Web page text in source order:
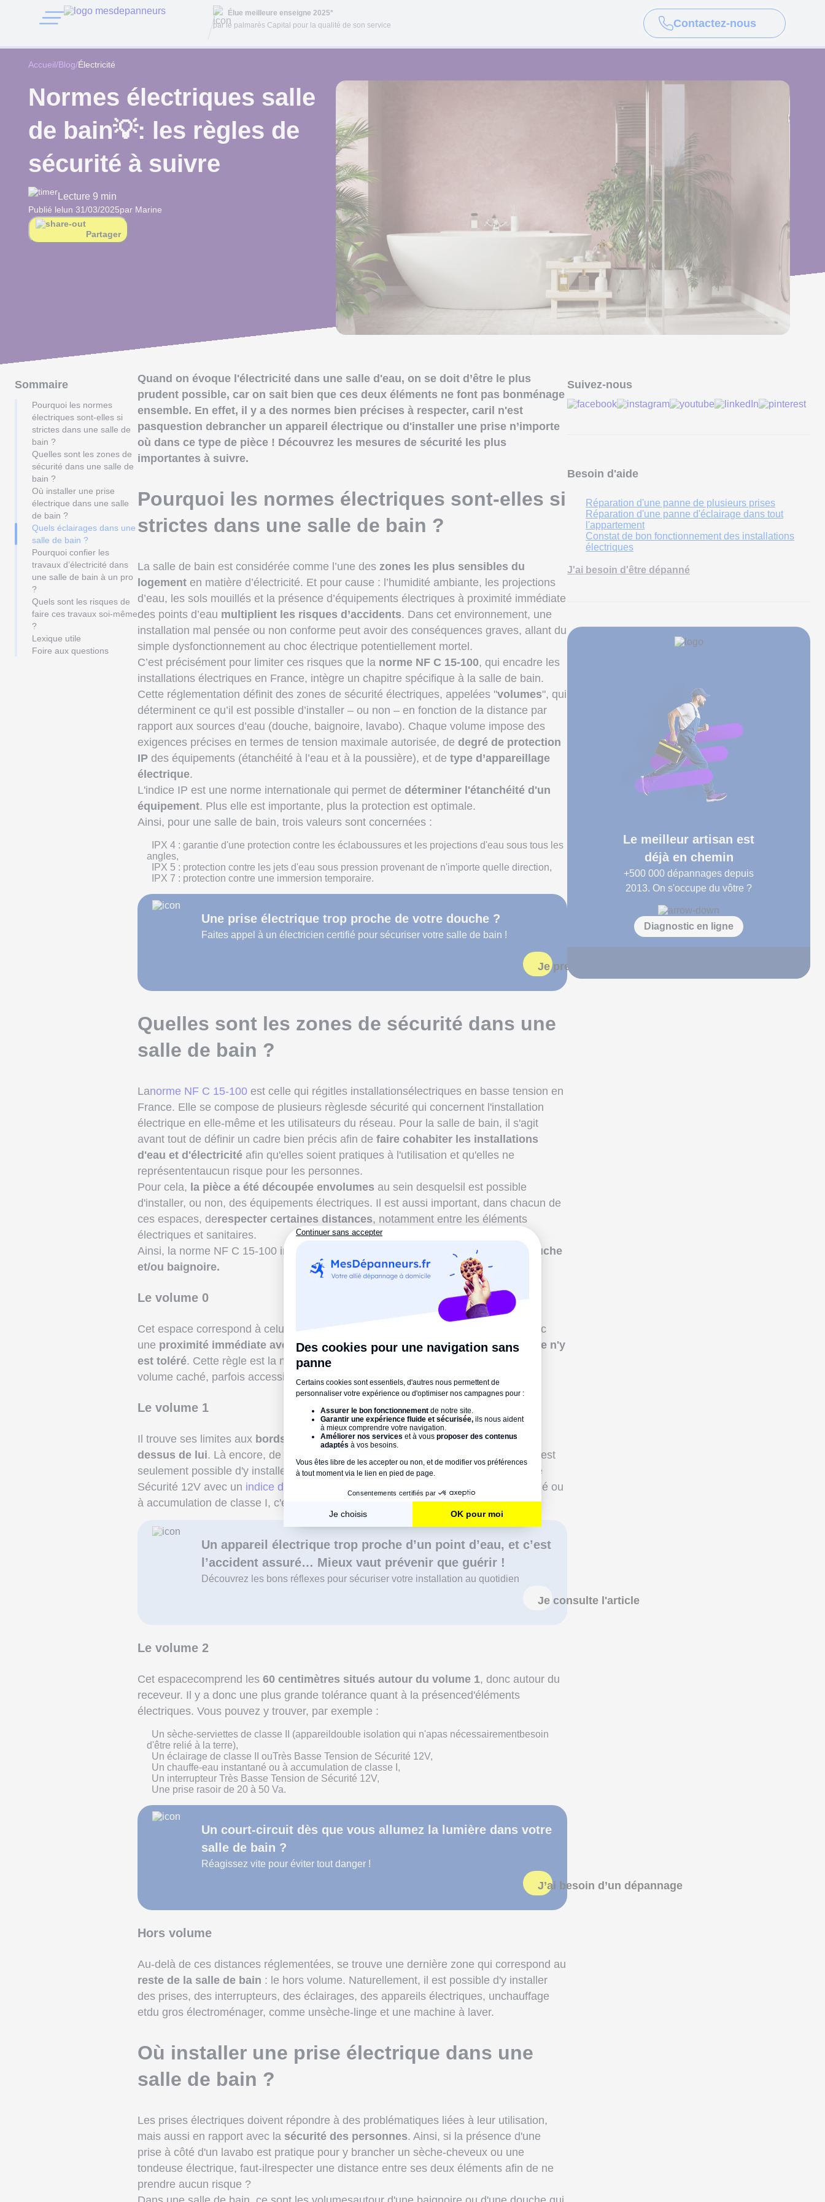
Élue meilleure enseigne 2025*
par le palmarès Capital pour la qualité de son service
Contactez-nous
Accueil/Blog/Électricité
Normes électriques salle
de bain💡: les règles de
sécurité à suivre
Lecture 9 min
Publié lelun 31/03/2025par Marine
Partager
Sommaire
Pourquoi les normes
électriques sont-elles si
strictes dans une salle de
bain ?
Quelles sont les zones de
sécurité dans une salle de
bain ?
Où installer une prise
électrique dans une salle
de bain ?
Quels éclairages dans une
salle de bain ?
Pourquoi confier les
travaux d’électricité dans
une salle de bain à un pro
?
Quels sont les risques de
faire ces travaux soi-même
?
Lexique utile
Foire aux questions
Quand on évoque l'électricité dans une salle d'eau, on se doit d’être le plus
prudent possible, car on sait bien que ces deux éléments ne font pas bonménage
ensemble. En effet, il y a des normes bien précises à respecter, caril n'est
pasquestion debrancher un appareil électrique ou d'installer une prise n’importe
où dans ce type de pièce ! Découvrez les mesures de sécurité les plus
importantes à suivre.
Pourquoi les normes électriques sont-elles si
strictes dans une salle de bain ?
La salle de bain est considérée comme l’une des zones les plus sensibles du
logement en matière d’électricité. Et pour cause : l’humidité ambiante, les projections
d’eau, les sols mouillés et la présence d’équipements électriques à proximité immédiate
des points d’eau multiplient les risques d’accidents. Dans cet environnement, une
installation mal pensée ou non conforme peut avoir des conséquences graves, allant du
simple dysfonctionnement au choc électrique potentiellement mortel.
C’est précisément pour limiter ces risques que la norme NF C 15-100, qui encadre les
installations électriques en France, intègre un chapitre spécifique à la salle de bain.
Cette réglementation définit des zones de sécurité électriques, appelées "volumes", qui
déterminent ce qu’il est possible d’installer – ou non – en fonction de la distance par
rapport aux sources d’eau (douche, baignoire, lavabo). Chaque volume impose des
exigences précises en termes de tension maximale autorisée, de degré de protection
IP des équipements (étanchéité à l’eau et à la poussière), et de type d’appareillage
électrique.
L'indice IP est une norme internationale qui permet de déterminer l'étanchéité d'un
équipement. Plus elle est importante, plus la protection est optimale.
Ainsi, pour une salle de bain, trois valeurs sont concernées :
IPX 4 : garantie d'une protection contre les éclaboussures et les projections d'eau sous tous les
angles,
IPX 5 : protection contre les jets d'eau sous pression provenant de n'importe quelle direction,
IPX 7 : protection contre une immersion temporaire.
Une prise électrique trop proche de votre douche ?
Faites appel à un électricien certifié pour sécuriser votre salle de bain !
Je prends rendez-vous
Quelles sont les zones de sécurité dans une
salle de bain ?
Lanorme NF C 15-100 est celle qui régitles installationsélectriques en basse tension en
France. Elle se compose de plusieurs règlesde sécurité qui concernent l'installation
électrique en elle-même et les utilisateurs du réseau. Pour la salle de bain, il s'agit
avant tout de définir un cadre bien précis afin de faire cohabiter les installations
d'eau et d'électricité afin qu'elles soient pratiques à l'utilisation et qu'elles ne
représententaucun risque pour les personnes.
Pour cela, la pièce a été découpée envolumes au sein desquelsil est possible
d'installer, ou non, des équipements électriques. Il est aussi important, dans chacun de
ces espaces, derespecter certaines distances, notamment entre les éléments
électriques et sanitaires.
Ainsi, la norme NF C 15-100 impose
, à partir de l’espace
douche
et/ou baignoire.
Le volume 0
Cet espace correspond à celui occupé par la douche ou par la baignoire. Il y a donc
une proximité immédiate avec l'eau . En toute logique,aucun appareil électrique n'y
est toléré. Cette règle est la même pour l'espace situé en dessous du receveur, le
volume caché, parfois accessible via une trappe.
Le volume 1
Il trouve ses limites aux bords du receveur et à une hauteur de 2,25 mètres au-
dessus de lui. Là encore, de l'eau peut être facilement projetée. C'est pourquoi, il est
seulement possible d'y installer un interrupteur ou éclairage Très Basse Tension de
Sécurité 12V avec un indice de protection
IPX5ou encore, un chauffe-eau instantané ou
à accumulation de classe I, c'est-à-dire, obligatoirement reliéà la terre.
Un appareil électrique trop proche d’un point d’eau, et c’est
l’accident assuré… Mieux vaut prévenir que guérir !
Découvrez les bons réflexes pour sécuriser votre installation au quotidien
Je consulte l'article
Le volume 2
Cet espacecomprend les 60 centimètres situés autour du volume 1, donc autour du
receveur. Il y a donc une plus grande tolérance quant à la présenced'éléments
électriques. Vous pouvez y trouver, par exemple :
Un sèche-serviettes de classe II (appareildouble isolation qui n'apas nécessairementbesoin
d'être relié à la terre),
Un éclairage de classe II ouTrès Basse Tension de Sécurité 12V,
Un chauffe-eau instantané ou à accumulation de classe I,
Un interrupteur Très Basse Tension de Sécurité 12V,
Une prise rasoir de 20 à 50 Va.
Un court-circuit dès que vous allumez la lumière dans votre
salle de bain ?
Réagissez vite pour éviter tout danger !
J’ai besoin d’un dépannage
Hors volume
Au-delà de ces distances réglementées, se trouve une dernière zone qui correspond au
reste de la salle de bain : le hors volume. Naturellement, il est possible d'y installer
des prises, des interrupteurs, des éclairages, des appareils électriques, unchauffage
etdu gros électroménager, comme unsèche-linge et une machine à laver.
Où installer une prise électrique dans une
salle de bain ?
Les prises électriques doivent répondre à des problématiques liées à leur utilisation,
mais aussi en rapport avec la sécurité des personnes. Ainsi, si la présence d'une
prise à côté d'un lavabo est pratique pour y brancher un sèche-cheveux ou une
tondeuse électrique, faut-ilrespecter une distance entre ses deux éléments afin de ne
prendre aucun risque ?
Suivez-nous
Besoin d'aide
Réparation d'une panne de plusieurs prises
Réparation d'une panne d'éclairage dans tout
l'appartement
Constat de bon fonctionnement des installations
électriques
J'ai besoin d'être dépanné
Le meilleur artisan est
déjà en chemin
+500 000 dépannages depuis
2013. On s'occupe du vôtre ?
Diagnostic en ligne